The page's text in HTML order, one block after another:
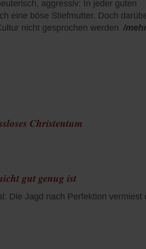
aggressiv: In jeder guten
eine böse Stiefmutter. Doch
nicht gesprochen werden /
Christentum
gut genug ist
Die Jagd nach Perfektion vermiest